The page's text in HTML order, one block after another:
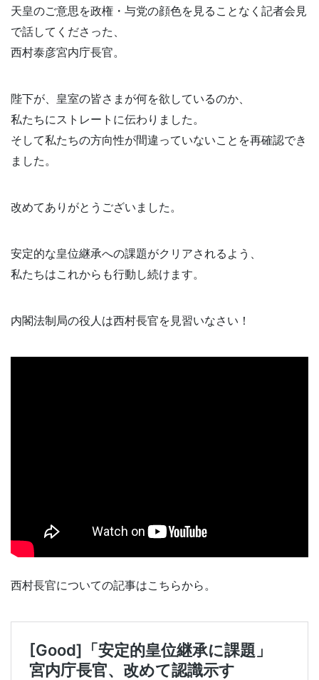
天皇のご意思を政権・与党の顔色を見ることなく記者会見
で話してくださった、
西村泰彦宮内庁長官。
陛下が、皇室の皆さまが何を欲しているのか、
私たちにストレートに伝わりました。
そして私たちの方向性が間違っていないことを再確認でき
ました。
改めてありがとうございました。
安定的な皇位継承への課題がクリアされるよう、
私たちはこれからも行動し続けます。
内閣法制局の役人は西村長官を見習いなさい！
西村長官についての記事はこちらから。